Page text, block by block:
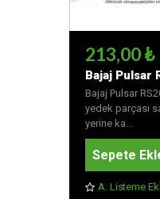
213,00 ₺
Bajaj Pulsar
Bajaj Pulsar
yedek parçası
yerine ka...
Sepete
A. Listeme